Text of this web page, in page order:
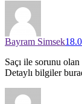
Bayram Simsek
Saçı ile sorunu
Detaylı bilgiler